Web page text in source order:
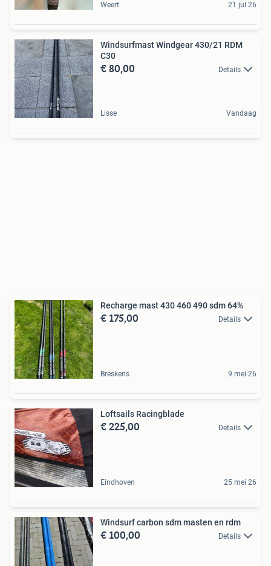
Weert 21 jul 26
Windsurfmast Windgear 430/21 RDM
C30
€ 80,00 Details
Lisse Vandaag
Recharge mast 430 460 490 sdm 64%
€ 175,00 Details
Breskens 9 mei 26
Loftsails Racingblade
€ 225,00 Details
Eindhoven 25 mei 26
Windsurf carbon sdm masten en rdm
€ 100,00 Details